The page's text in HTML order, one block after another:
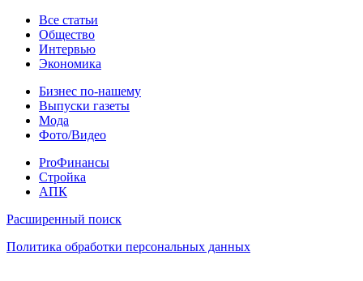
Статьи
Все статьи
Общество
Интервью
Экономика
Разное
Бизнес по-нашему
Выпуски газеты
Мода
Фото/Видео
Pro
ProФинансы
Стройка
АПК
Информация
Расширенный поиск
Политика обработки персональных данных